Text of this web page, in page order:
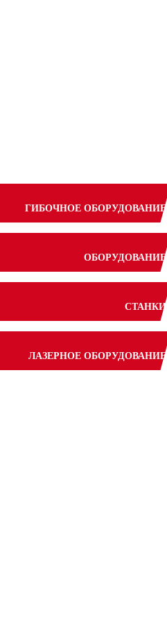
ГИБОЧНОЕ ОБОРУДОВАНИЕ
ОБОРУДОВАНИЕ
СТАНКИ
ЛАЗЕРНОЕ ОБОРУДОВАНИЕ